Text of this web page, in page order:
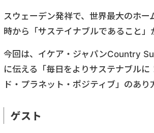
スウェーデン発祥で、世界最大のホ
時から「サステイナブルであること
今回は、イケア・ジャパンCountry
に伝える「毎日をよりサステナブル
ド・プラネット・ポジティブ」のあ
ゲスト